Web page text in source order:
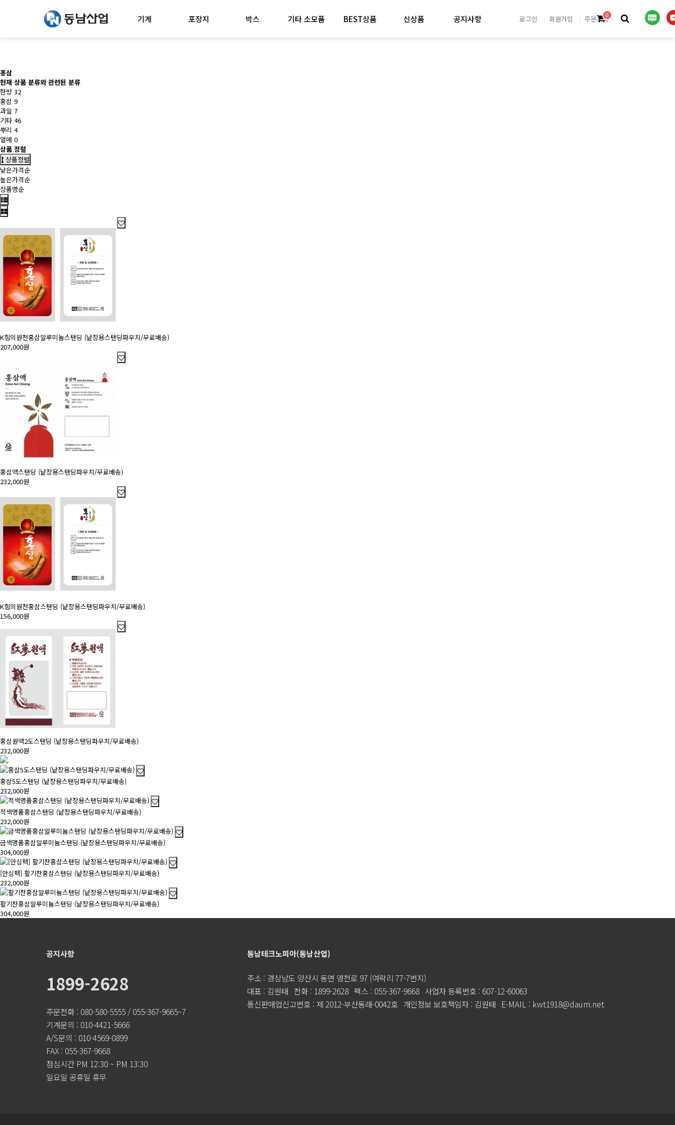
로그인 회원가입 주문조회
기계 포장지 박스 기타 소모품 BEST상품 신상품 공지사항 0
홍삼
현재 상품 분류와 관련된 분류
한방 32
홍삼 9
과일 7
기타 46
뿌리 4
열매 0
상품 정렬
상품정렬
낮은가격순
높은가격순
상품명순
K힘의원천홍삼알루미늄스탠딩 (낱장용스탠딩파우치/무료배송)
207,000원
홍삼액스탠딩 (낱장용스탠딩파우치/무료배송)
232,000원
K힘의원천홍삼스탠딩 (낱장용스탠딩파우치/무료배송)
156,000원
홍삼원액2도스탠딩 (낱장용스탠딩파우치/무료배송)
232,000원
홍삼5도스탠딩 (낱장용스탠딩파우치/무료배송)
232,000원
적색명품홍삼스탠딩 (낱장용스탠딩파우치/무료배송)
232,000원
금색명품홍삼알루미늄스탠딩 (낱장용스탠딩파우치/무료배송)
304,000원
[안심팩] 활기찬홍삼스탠딩 (낱장용스탠딩파우치/무료배송)
232,000원
활기찬홍삼알루미늄스탠딩 (낱장용스탠딩파우치/무료배송)
304,000원
공지사항
1899-2628
주문전화 : 080-580-5555 / 055-367-9665~7
기계문의 : 010-4421-5666
A/S문의 : 010-4569-0899
FAX : 055-367-9668
점심시간 PM 12:30 ~ PM 13:30
일요일 공휴일 휴무
동남테크노피아(동남산업)
주소 : 경상남도 양산시 동면 영천로 97 (여락리 77-7번지)
대표 : 김원태 전화 : 1899-2628 팩스 : 055-367-9668 사업자 등록번호 : 607-12-60063
통신판매업신고번호 : 제 2012-부산동래-0042호 개인정보 보호책임자 : 김원태 E-MAIL : kwt1918@daum.net